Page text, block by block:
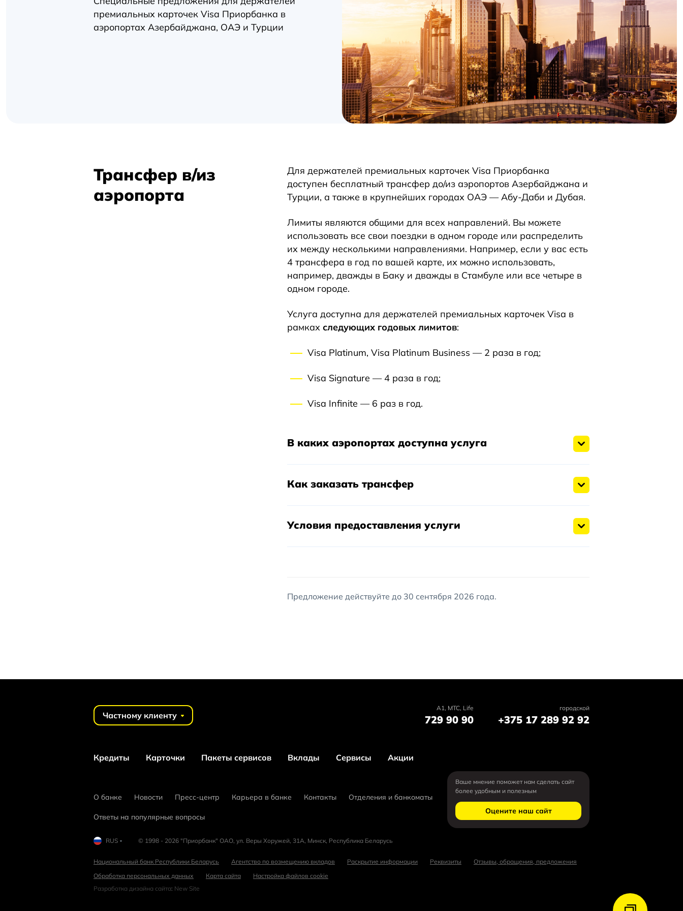
в
аэропорты
премиальных карточек Visa Приорбанка в
аэропортах Азербайджана, ОАЭ и Турции
Трансфер в/из
аэропорта
Для держателей премиальных карточек Visa Приорбанка
доступен бесплатный трансфер до/из аэропортов Азербайджана и
Турции, а также в крупнейших городах ОАЭ — Абу-Даби и Дубая.
Лимиты являются общими для всех направлений. Вы можете
использовать все свои поездки в одном городе или распределить
их между несколькими направлениями. Например, если у вас есть
4 трансфера в год по вашей карте, их можно использовать,
например, дважды в Баку и дважды в Стамбуле или все четыре в
одном городе.
Услуга доступна для держателей премиальных карточек Visa в
рамках следующих годовых лимитов:
Visa Platinum, Visa Platinum Business — 2 раза в год;
Visa Signature — 4 раза в год;
Visa Infinite — 6 раз в год.
В каких аэропортах доступна услуга
Как заказать трансфер
Условия предоставления услуги
Предложение действуйте до 30 сентября 2026 года.
Частному клиенту
А1, MTC, Life
729 90 90
городской
+375 17 289 92 92
Кредиты Карточки Пакеты сервисов Вклады Сервисы Акции
О банке Новости Пресс-центр Карьера в банке Контакты Отделения и банкоматы
Ответы на популярные вопросы
Ваше мнение поможет нам сделать сайт
более удобным и полезным
Оцените наш сайт
RUS © 1998 - 2026 "Приорбанк" ОАО, ул. Веры Хоружей, 31А, Минск, Республика Беларусь
Национальный банк Республики Беларусь Агентство по возмещению вкладов Раскрытие информации Реквизиты
Отзывы, обращения, предложения
Обработка персональных данных
Карта сайта
Настройка файлов cookie
Разработка дизайна сайта: New Site